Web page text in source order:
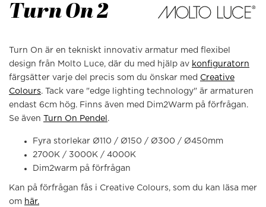
Turn On 2
Turn On är en tekniskt innovativ armatur med flexibel
design från Molto Luce, där du med hjälp av konfiguratorn
färgsätter varje del precis som du önskar med Creative
Colours. Tack vare "edge lighting technology" är armaturen
endast 6cm hög. Finns även med Dim2Warm på förfrågan.
Se även
Turn On Pendel .
Fyra storlekar Ø110 / Ø150 / Ø300 / Ø450mm
2700K / 3000K / 4000K
Dim2warm på förfrågan
Kan på förfrågan fås i Creative Colours, som du kan läsa mer
om här.